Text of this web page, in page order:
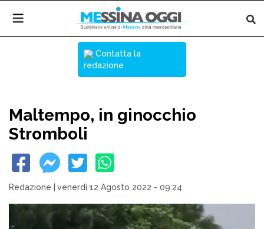
Contatta la
redazione
Maltempo, in ginocchio
Stromboli
Redazione venerdì 12 Agosto 2022 - 09:24